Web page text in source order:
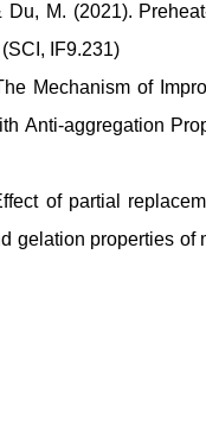
M. (2021).
IF9.231)
Mechanism of
Anti-aggregation
of partial
gelation properties of